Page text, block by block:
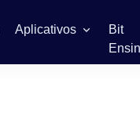
Aplicativos
Bit